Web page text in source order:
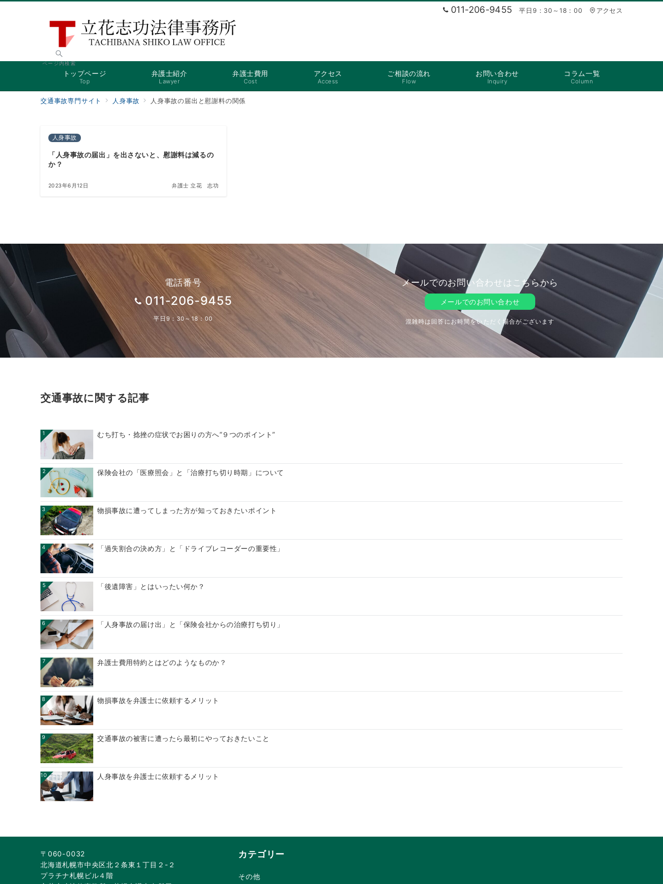
011-206-9455 平日9：30～18：00 アクセス
ページ内検索
トップページ
Top
弁護士紹介
Lawyer
弁護士費用
Cost
アクセス
Access
ご相談の流れ
Flow
お問い合わせ
Inquiry
コラム一覧
Column
交通事故専門サイト 人身事故 人身事故の届出と慰謝料の関係
人身事故
「人身事故の届出」を出さないと、慰謝料は減るの
か？
2023年6月12日 弁護士 立花 志功
電話番号
011-206-9455
平日9：30～18：00
メールでのお問い合わせはこちらから
メールでのお問い合わせ
混雑時は回答にお時間をいただく場合がございます
交通事故に関する記事
1 むち打ち・捻挫の症状でお困りの方へ“９つのポイント”
2 保険会社の「医療照会」と「治療打ち切り時期」について
3 物損事故に遭ってしまった方が知っておきたいポイント
4 「過失割合の決め方」と「ドライブレコーダーの重要性」
5 「後遺障害」とはいったい何か？
6 「人身事故の届け出」と「保険会社からの治療打ち切り」
7 弁護士費用特約とはどのようなものか？
8 物損事故を弁護士に依頼するメリット
9 交通事故の被害に遭ったら最初にやっておきたいこと
10 人身事故を弁護士に依頼するメリット
〒060-0032
北海道札幌市中央区北２条東１丁目２-２
プラチナ札幌ビル４階
カテゴリー
その他